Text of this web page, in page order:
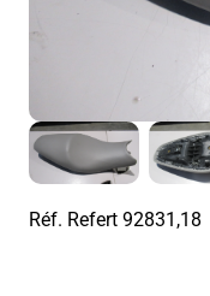
Réf. Refert92831,18